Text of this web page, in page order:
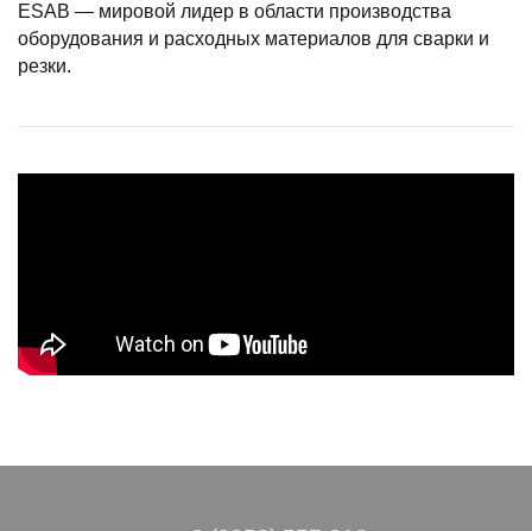
ESAB — мировой лидер в области производства
оборудования и расходных материалов для сварки и
резки.